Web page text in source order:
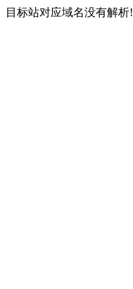
目标站对应域名没有解析!